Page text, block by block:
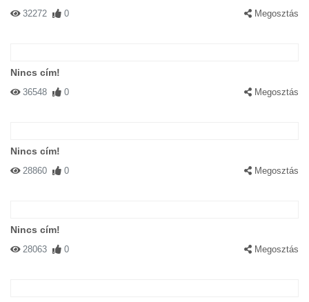
32272 0 Megosztás
Nincs cím!
36548 0 Megosztás
Nincs cím!
28860 0 Megosztás
Nincs cím!
28063 0 Megosztás